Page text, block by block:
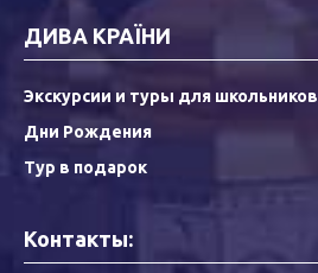
ДИВА КРАЇНИ
Экскурсии и туры для школьников
Дни Рождения
Тур в подарок
Контакты: